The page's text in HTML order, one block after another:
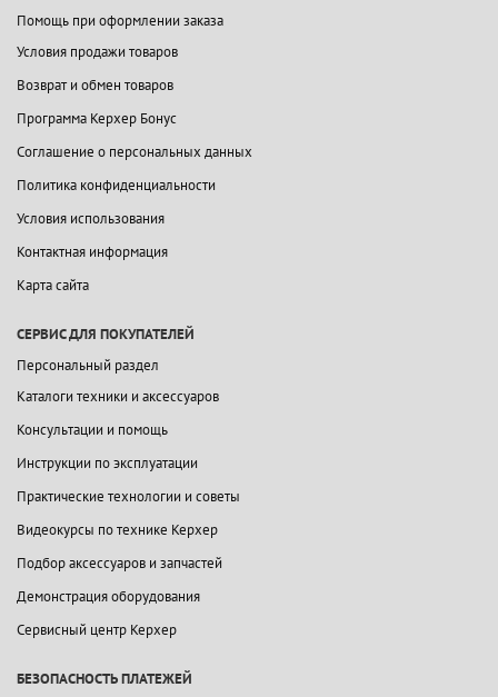
Помощь при оформлении заказа
Условия продажи товаров
Возврат и обмен товаров
Программа Керхер Бонус
Соглашение о персональных данных
Политика конфиденциальности
Условия использования
Контактная информация
Карта сайта
СЕРВИС ДЛЯ ПОКУПАТЕЛЕЙ
Персональный раздел
Каталоги техники и аксессуаров
Консультации и помощь
Инструкции по эксплуатации
Практические технологии и советы
Видеокурсы по технике Керхер
Подбор аксессуаров и запчастей
Демонстрация оборудования
Сервисный центр Керхер
БЕЗОПАСНОСТЬ ПЛАТЕЖЕЙ